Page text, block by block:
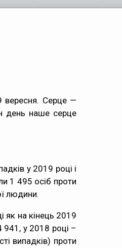
вересня. Серце —
день наше серце
у 2019 році і
1 495 осіб проти
людини.
як на кінець 2019
941, у 2018 році –
випадків) проти